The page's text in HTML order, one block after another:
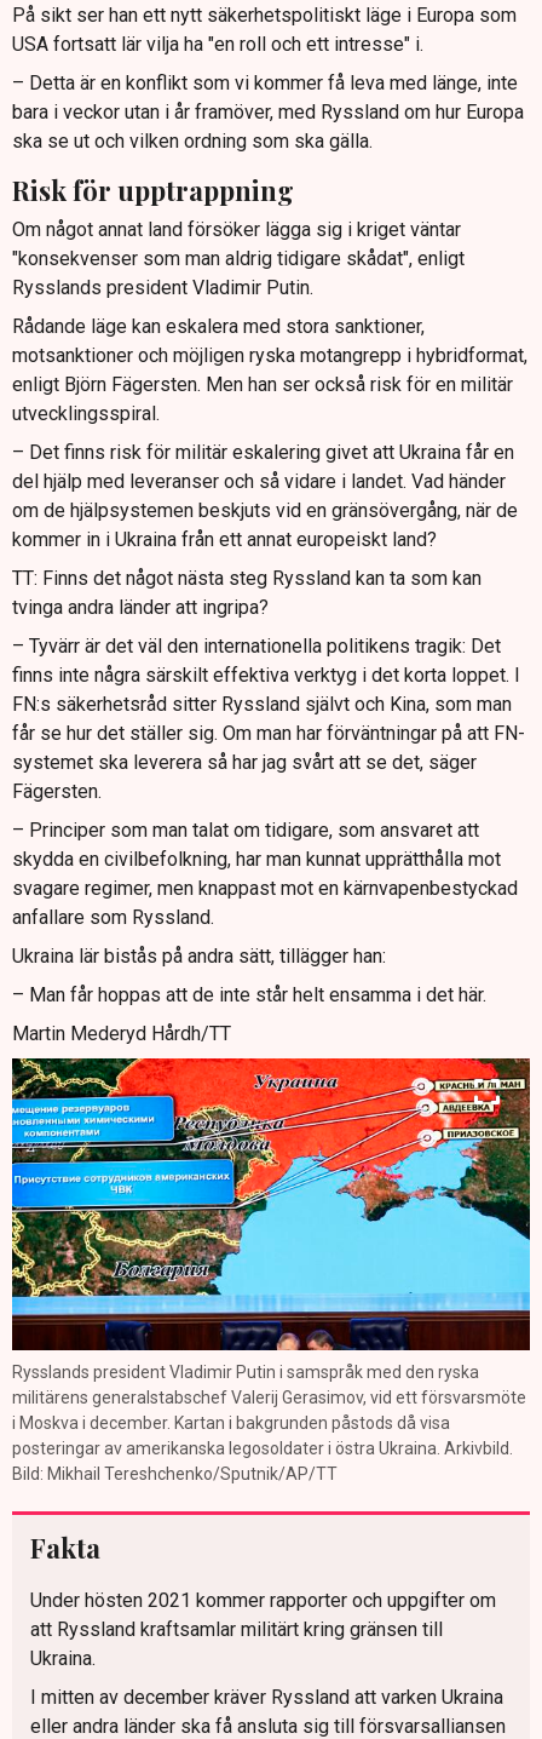
På sikt ser han ett nytt säkerhetspolitiskt läge i Europa som
USA fortsatt lär vilja ha "en roll och ett intresse" i.
– Detta är en konflikt som vi kommer få leva med länge, inte
bara i veckor utan i år framöver, med Ryssland om hur Europa
ska se ut och vilken ordning som ska gälla.
Risk för upptrappning
Om något annat land försöker lägga sig i kriget väntar
"konsekvenser som man aldrig tidigare skådat", enligt
Rysslands president Vladimir Putin.
Rådande läge kan eskalera med stora sanktioner,
motsanktioner och möjligen ryska motangrepp i hybridformat,
enligt Björn Fägersten. Men han ser också risk för en militär
utvecklingsspiral.
– Det finns risk för militär eskalering givet att Ukraina får en
del hjälp med leveranser och så vidare i landet. Vad händer
om de hjälpsystemen beskjuts vid en gränsövergång, när de
kommer in i Ukraina från ett annat europeiskt land?
TT: Finns det något nästa steg Ryssland kan ta som kan
tvinga andra länder att ingripa?
– Tyvärr är det väl den internationella politikens tragik: Det
finns inte några särskilt effektiva verktyg i det korta loppet. I
FN:s säkerhetsråd sitter Ryssland självt och Kina, som man
får se hur det ställer sig. Om man har förväntningar på att FN-
systemet ska leverera så har jag svårt att se det, säger
Fägersten.
– Principer som man talat om tidigare, som ansvaret att
skydda en civilbefolkning, har man kunnat upprätthålla mot
svagare regimer, men knappast mot en kärnvapenbestyckad
anfallare som Ryssland.
Ukraina lär bistås på andra sätt, tillägger han:
– Man får hoppas att de inte står helt ensamma i det här.
Martin Mederyd Hårdh/TT
Rysslands president Vladimir Putin i samspråk med den ryska
militärens generalstabschef Valerij Gerasimov, vid ett försvarsmöte
i Moskva i december. Kartan i bakgrunden påstods då visa
posteringar av amerikanska legosoldater i östra Ukraina. Arkivbild.
Bild: Mikhail Tereshchenko/Sputnik/AP/TT
Fakta
Under hösten 2021 kommer rapporter och uppgifter om
att Ryssland kraftsamlar militärt kring gränsen till
Ukraina.
I mitten av december kräver Ryssland att varken Ukraina
eller andra länder ska få ansluta sig till försvarsalliansen